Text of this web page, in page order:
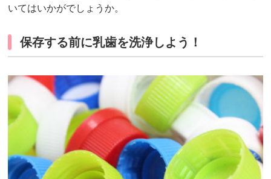
いてはいかがでしょうか。
保存する前に乳歯を洗浄しよう！